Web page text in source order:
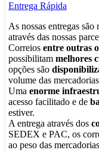
Entrega Rápida
As nossas entregas são
através das nossas
Correios entre outras
possibilitam melhores
opções são
volume das
Uma enorme
acesso facilitado e de
estiver.
A entrega através dos
SEDEX e PAC, os
ao peso das